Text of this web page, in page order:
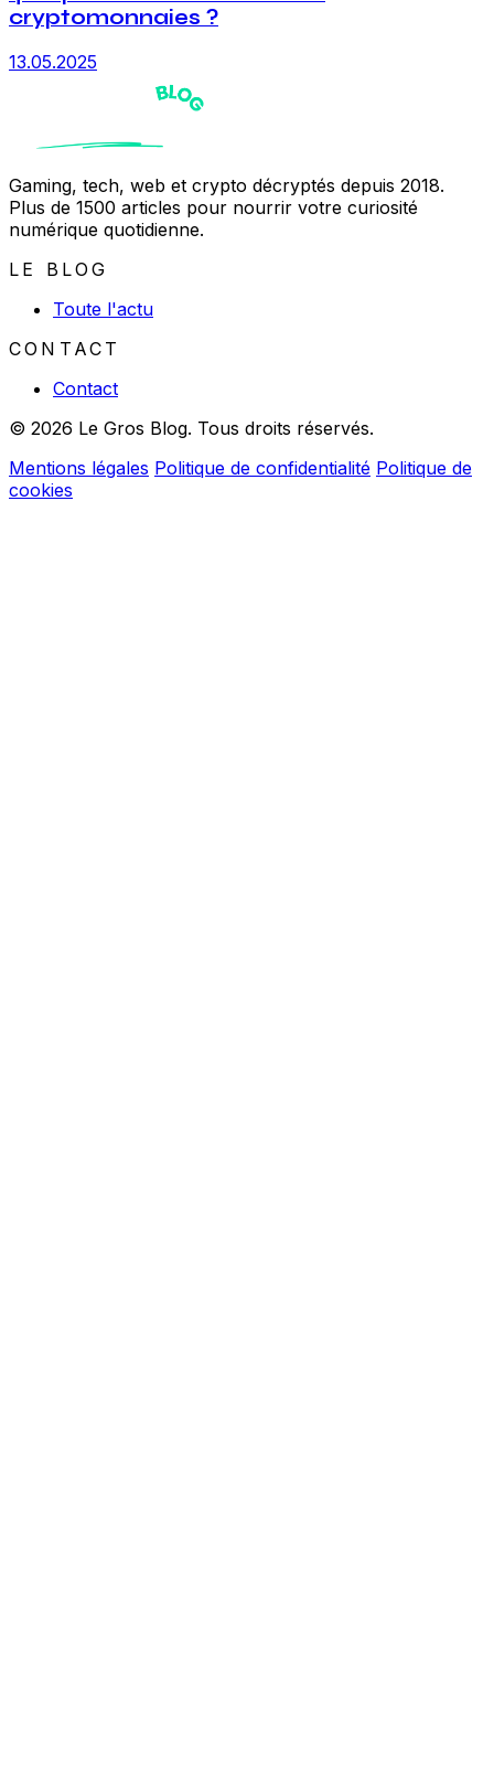
cryptomonnaies ?
13.05.2025
Gaming, tech, web et crypto décryptés depuis 2018.
Plus de 1500 articles pour nourrir votre curiosité
numérique quotidienne.
LE BLOG
Toute l'actu
CONTACT
Contact
© 2026 Le Gros Blog. Tous droits réservés.
Mentions légales Politique de confidentialité Politique de
cookies